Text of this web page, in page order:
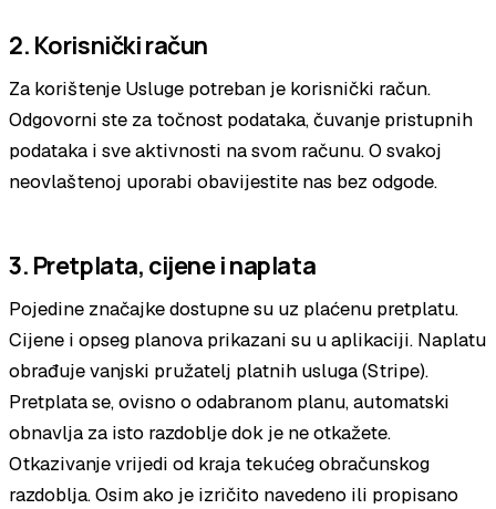
2. Korisnički račun
Za korištenje Usluge potreban je korisnički račun.
Odgovorni ste za točnost podataka, čuvanje pristupnih
podataka i sve aktivnosti na svom računu. O svakoj
neovlaštenoj uporabi obavijestite nas bez odgode.
3. Pretplata, cijene i naplata
Pojedine značajke dostupne su uz plaćenu pretplatu.
Cijene i opseg planova prikazani su u aplikaciji. Naplatu
obrađuje vanjski pružatelj platnih usluga (Stripe).
Pretplata se, ovisno o odabranom planu, automatski
obnavlja za isto razdoblje dok je ne otkažete.
Otkazivanje vrijedi od kraja tekućeg obračunskog
razdoblja. Osim ako je izričito navedeno ili propisano